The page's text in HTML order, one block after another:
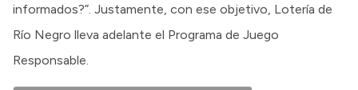
informados?”. Justamente, con ese objetivo, Lotería de
Río Negro lleva adelante el Programa de Juego
Responsable.